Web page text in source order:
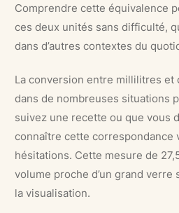
Comprendre cette équivalence
ces deux unités sans difficulté,
dans d’autres contextes du
La conversion entre millilitres et
dans de nombreuses situations
suivez une recette ou que vous
connaître cette correspondance
hésitations. Cette mesure de
volume proche d’un grand verre
la visualisation.